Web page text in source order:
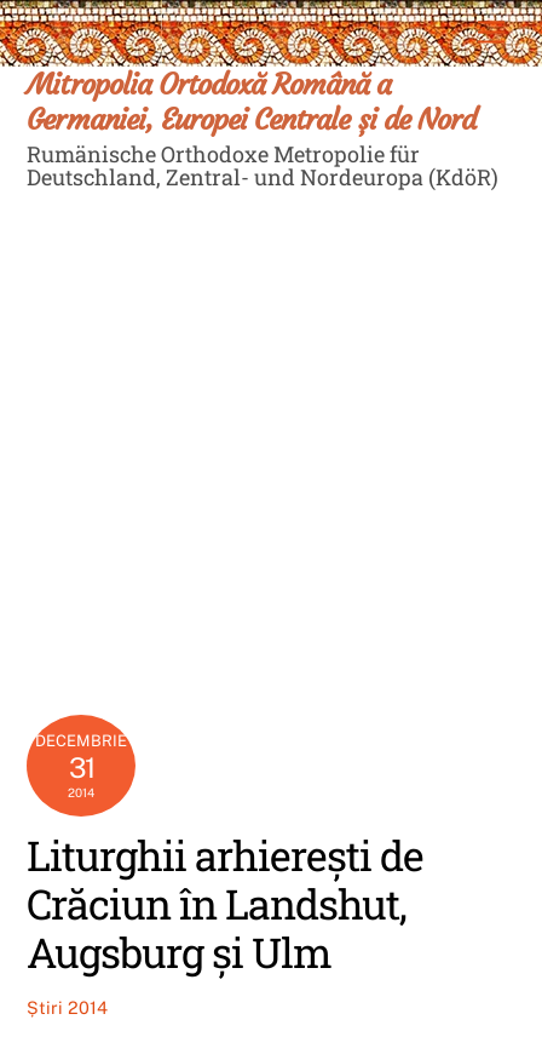
Skip
to
content
Mitropolia Ortodoxă Română a
Germaniei, Europei Centrale și de Nord
Rumänische Orthodoxe Metropolie für
Deutschland, Zentral- und Nordeuropa (KdöR)
DECEMBRIE
31
2014
Liturghii arhierești de
Crăciun în Landshut,
Augsburg și Ulm
Știri 2014